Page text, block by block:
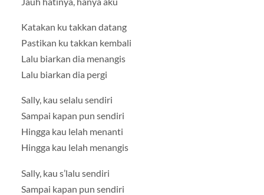
Katakan ku takkan datang
Pastikan ku takkan kembali
Lalu biarkan dia menangis
Lalu biarkan dia pergi
Sally, kau selalu sendiri
Sampai kapan pun sendiri
Hingga kau lelah menanti
Hingga kau lelah menangis
Sally, kau s’lalu sendiri
Sampai kapan pun sendiri